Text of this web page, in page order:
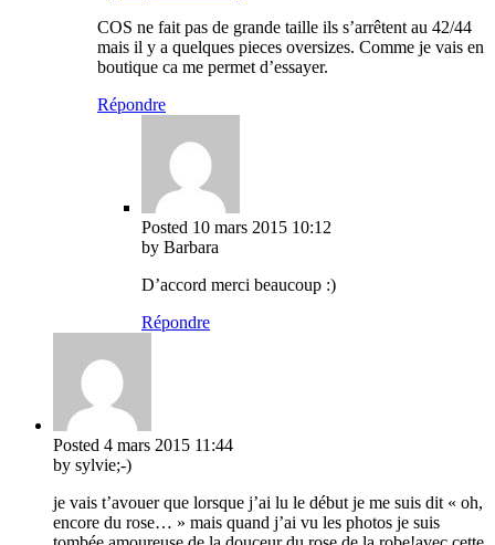
COS ne fait pas de grande taille ils s’arrêtent au 42/44
mais il y a quelques pieces oversizes. Comme je vais en
boutique ca me permet d’essayer.
Répondre
Posted 10 mars 2015 10:12
by Barbara
D’accord merci beaucoup :)
Répondre
Posted 4 mars 2015 11:44
by sylvie;-)
je vais t’avouer que lorsque j’ai lu le début je me suis dit « oh,
encore du rose… » mais quand j’ai vu les photos je suis